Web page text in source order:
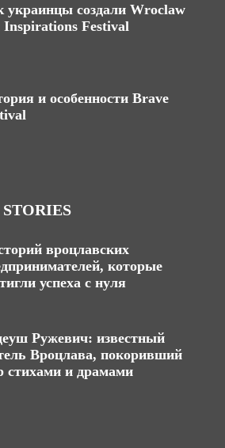
украинцы создали Wroclaw
Festival
и особенности Brave
STORIES
вроцлавских
которые
успеха с нуля
Ружевич: известный
Вроцлава, покоривший
стихами и драмами